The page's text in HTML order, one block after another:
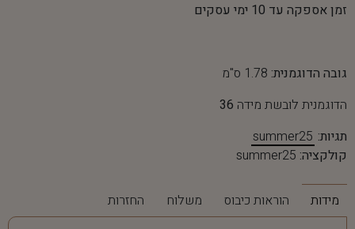
זמן אספקה עד 10 ימי עסקים
גובה הדוגמנית: 1.78 ס"מ
הדוגמנית לובשת מידה 36
תגיות: summer25
קולקציה: summer25
מידות הוראות כיבוס משלוח החזרות